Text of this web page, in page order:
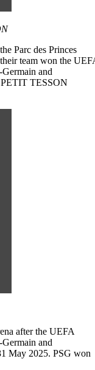
Parc des Princes
team won the
and
TESSON
after the UEFA
and
May 2025. PSG won